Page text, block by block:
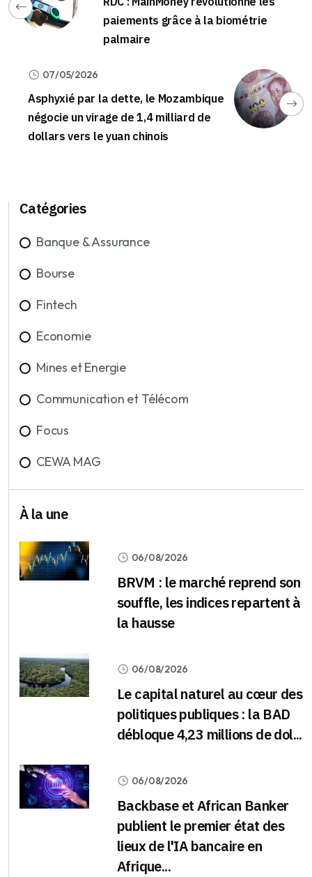
paiements grâce à la biométrie
palmaire
07/05/2026
Asphyxié par la dette, le Mozambique
négocie un virage de 1,4 milliard de
dollars vers le yuan chinois
Catégories
Banque & Assurance
Bourse
Fintech
Economie
Mines et Energie
Communication et Télécom
Focus
CEWA MAG
À la une
06/08/2026
BRVM : le marché reprend son
souffle, les indices repartent à
la hausse
06/08/2026
Le capital naturel au cœur des
politiques publiques : la BAD
débloque 4,23 millions de dol...
06/08/2026
Backbase et African Banker
publient le premier état des
lieux de l'IA bancaire en
Afrique...